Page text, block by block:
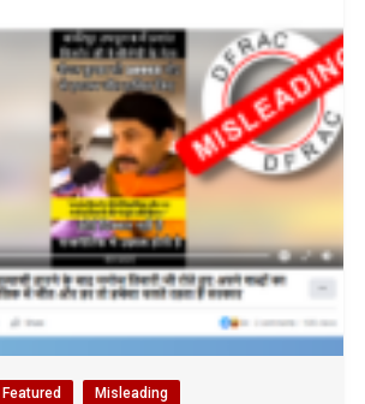
Featured Misleading